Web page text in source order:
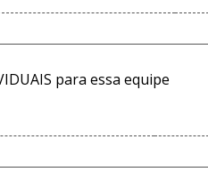
para essa equipe